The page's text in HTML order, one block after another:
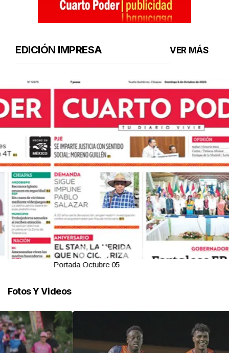
EDICIÓN IMPRESA VER MÁS
Portada Octubre 05
Fotos Y Videos